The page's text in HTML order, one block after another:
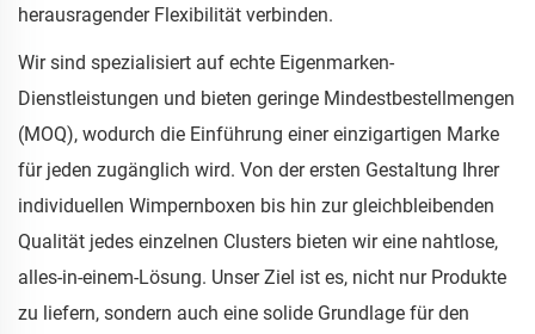
herausragender Flexibilität verbinden.
Wir sind spezialisiert auf echte Eigenmarken-
Dienstleistungen und bieten geringe Mindestbestellmengen
(MOQ), wodurch die Einführung einer einzigartigen Marke
für jeden zugänglich wird. Von der ersten Gestaltung Ihrer
individuellen Wimpernboxen bis hin zur gleichbleibenden
Qualität jedes einzelnen Clusters bieten wir eine nahtlose,
alles-in-einem-Lösung. Unser Ziel ist es, nicht nur Produkte
zu liefern, sondern auch eine solide Grundlage für den